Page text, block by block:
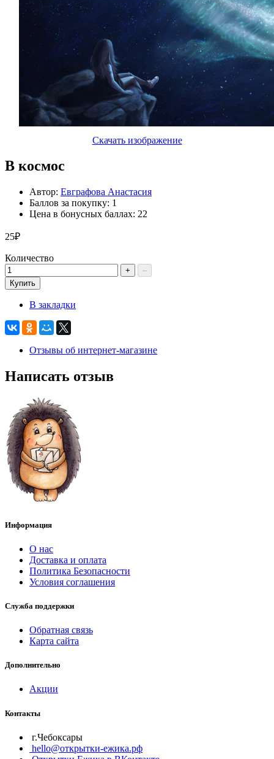
Скачать изображение
В космос
Автор: Евграфова Анастасия
Баллов за покупку: 1
Цена в бонусных баллах: 22
25₽
Количество
+
–
Купить
В закладки
Отзывы об интернет-магазине
Написать отзыв
Информация
О нас
Доставка и оплата
Политика Безопасности
Условия соглашения
Служба поддержки
Обратная связь
Карта сайта
Дополнительно
Акции
Контакты
г.Чебоксары
hello@открытки-ежика.рф